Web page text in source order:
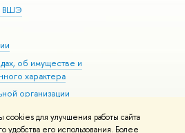
для улучшения работы сайта
его использования. Более
ВШЭ
об имуществе и
характера
организации
здоровья